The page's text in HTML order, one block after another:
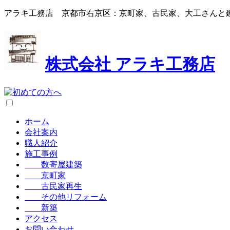
アラキ工務店 京都市右京区：京町家、古民家、大工さんと
株式会社 アラキ工務店
ホーム
会社案内
職人紹介
施工事例
数寄屋建築
京町家
古民家再生
その他リフォーム
新築
アクセス